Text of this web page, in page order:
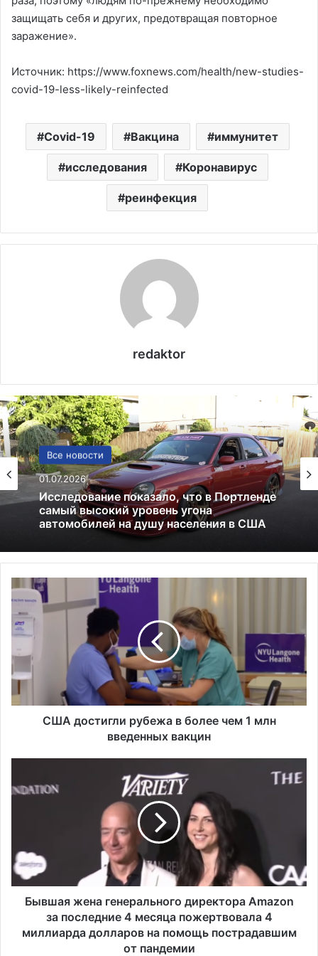
защищать себя и других, предотвращая повторное
заражение».
Источник: https://www.foxnews.com/health/new-studies-
covid-19-less-likely-reinfected
Covid-19 Вакцина иммунитет
исследования Коронавирус
реинфекция
redaktor
Все новости
01.07.2026
Исследование показало, что в Портленде
самый высокий уровень угона
автомобилей на душу населения в США
Лекарства и аптеки
05.05.2026
Глицин — это фейк или реальное
средство
С
Ш
А
д
с
т
г
е
б
о
л
США достигли рубежа в более чем 1 млн
введенных вакцин
в
ж
е
н
Бывшая жена генерального директора Amazon
за последние 4 месяца пожертвовала 4
миллиарда долларов на помощь пострадавшим
от пандемии